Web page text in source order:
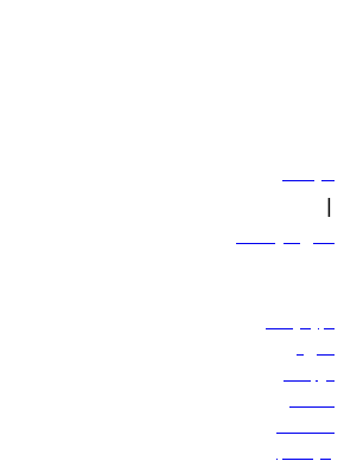
سياساتنا
|
الشروط والأحكام
حجز الرحلات
العروض
الوجهات
الأمتعة
المساعدة
إدارة الحجز